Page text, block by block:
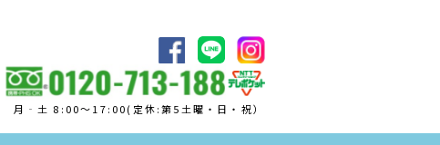
月‐土 8:00～17:00(定休:第5土曜・日・祝）